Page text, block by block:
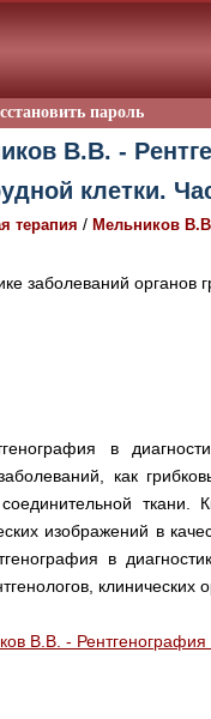
пароль
В.В. -
клетки.
терапия / Мельников
заболеваний органов
в
как
ткани.
изображений в
в
клинических
В.В. - Рентгенография